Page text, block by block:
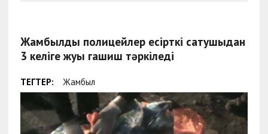
Жамбылдық полицейлер есірткі сатушыдан
3 келіге жуық гашиш тәркіледі
ТЕГТЕР: Жамбыл